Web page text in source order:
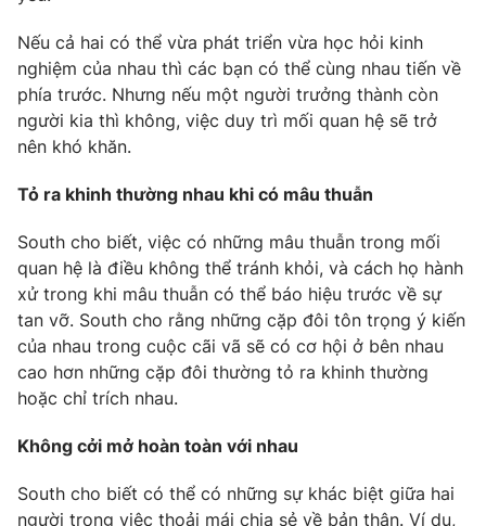
Liên hệ tòa soạn English
THỜI BÁO VTV
Theo dõi báo trên
Cơ quan chủ quản:
Đài Truyền hình Việt Nam
Cơ quan báo chí: Thời báo VTV
Giấy phép hoạt động báo in và báo điện tử số 483/GP-BTTTT
cấp ngày 29/12/2023
Phó Tổng Biên tập:Nguyễn Thị Mỹ Hạnh, Phạm Quốc Thắng,
Tổng đài VTV: 024.38 355 931 - 024.38 355 932
Nếu cả hai có thể vừa phát triển vừa học hỏi kinh
nghiệm của nhau thì các bạn có thể cùng nhau tiến về
phía trước. Nhưng nếu một người trưởng thành còn
người kia thì không, việc duy trì mối quan hệ sẽ trở
nên khó khăn.
Tỏ ra khinh thường nhau khi có mâu thuẫn
South cho biết, việc có những mâu thuẫn trong mối
quan hệ là điều không thể tránh khỏi, và cách họ hành
xử trong khi mâu thuẫn có thể báo hiệu trước về sự
tan vỡ. South cho rằng những cặp đôi tôn trọng ý kiến
của nhau trong cuộc cãi vã sẽ có cơ hội ở bên nhau
cao hơn những cặp đôi thường tỏ ra khinh thường
hoặc chỉ trích nhau.
Không cởi mở hoàn toàn với nhau
South cho biết có thể có những sự khác biệt giữa hai
người trong việc thoải mái chia sẻ về bản thân. Ví dụ,